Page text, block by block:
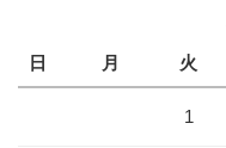
日 月 火
1